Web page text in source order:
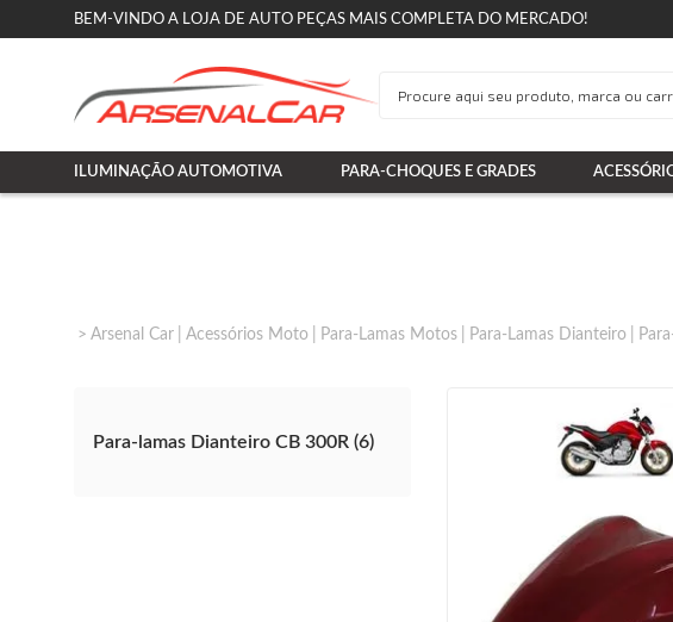
BEM-VINDO A LOJA DE AUTO PEÇAS MAIS COMPLETA DO MERCADO!
ILUMINAÇÃO AUTOMOTIVA PARA-CHOQUES E GRADES
Arsenal Car Acessórios Moto Para-Lamas Motos Para-Lamas Dianteiro
Para-lamas Dianteiro CB 300R (6)